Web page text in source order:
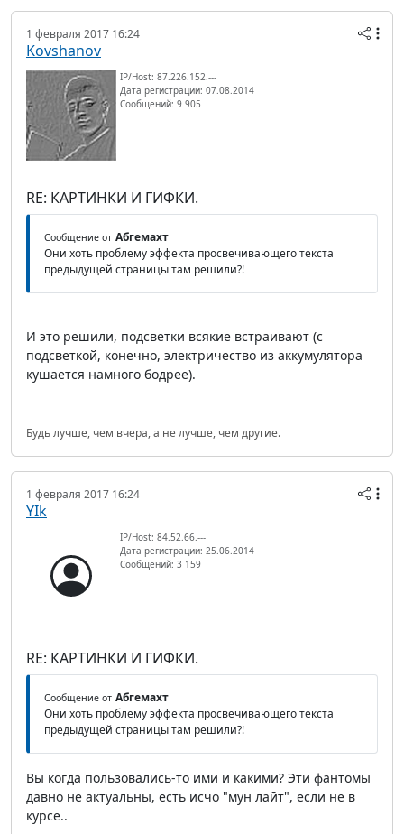
1 февраля 2017 16:24
Kovshanov
IP/Host: 87.226.152.---
Дата регистрации: 07.08.2014
Сообщений: 9 905
RE: КАРТИНКИ И ГИФКИ.
Сообщение от Абгемахт
Они хоть проблему эффекта просвечивающего текста
предыдущей страницы там решили?!
И это решили, подсветки всякие встраивают (с
подсветкой, конечно, электричество из аккумулятора
кушается намного бодрее).
Будь лучше, чем вчера, а не лучше, чем другие.
1 февраля 2017 16:24
YIk
IP/Host: 84.52.66.---
Дата регистрации: 25.06.2014
Сообщений: 3 159
RE: КАРТИНКИ И ГИФКИ.
Сообщение от Абгемахт
Они хоть проблему эффекта просвечивающего текста
предыдущей страницы там решили?!
Вы когда пользовались-то ими и какими? Эти фантомы
давно не актуальны, есть исчо "мун лайт", если не в
курсе..